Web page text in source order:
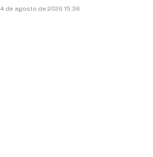
4 de agosto de 2026 15:36